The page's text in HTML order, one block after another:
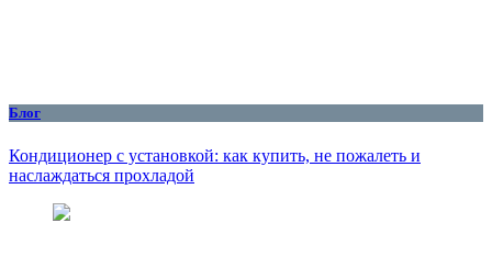
Блог
Кондиционер с установкой: как купить, не пожалеть и
наслаждаться прохладой